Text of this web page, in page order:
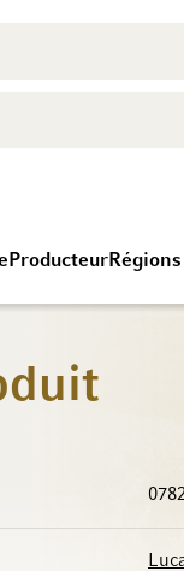
Producteur